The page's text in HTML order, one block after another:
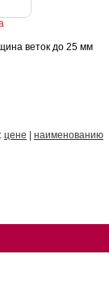
веток до 25 мм
цене наименованию